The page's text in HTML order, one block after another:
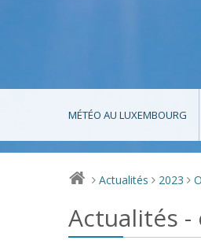
MÉTÉO AU LUXEMBOURG
> Actualités > 2023 >
Actualités -